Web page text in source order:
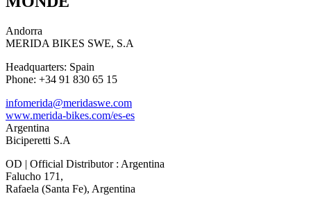
Andorra
MERIDA BIKES SWE, S.A
Headquarters: Spain
Phone: +34 91 830 65 15
infomerida@meridaswe.com
www.merida-bikes.com/es-es
Argentina
Biciperetti S.A
OD | Official Distributor : Argentina
Falucho 171,
Rafaela (Santa Fe), Argentina